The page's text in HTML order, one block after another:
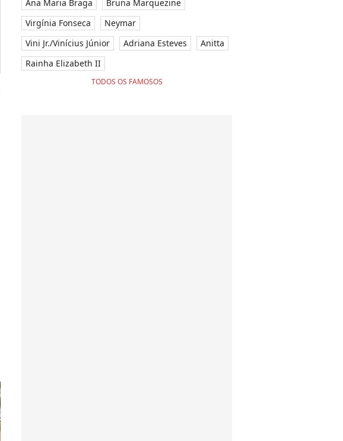
Ana Maria Braga
Bruna Marquezine
Virgínia Fonseca
Neymar
Vini Jr./Vinícius Júnior
Adriana Esteves
Anitta
Rainha Elizabeth II
TODOS OS FAMOSOS